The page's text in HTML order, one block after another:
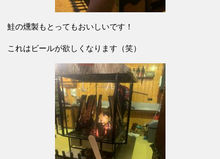
鮭の燻製もとってもおいしいです！
これはビールが欲しくなります（笑）